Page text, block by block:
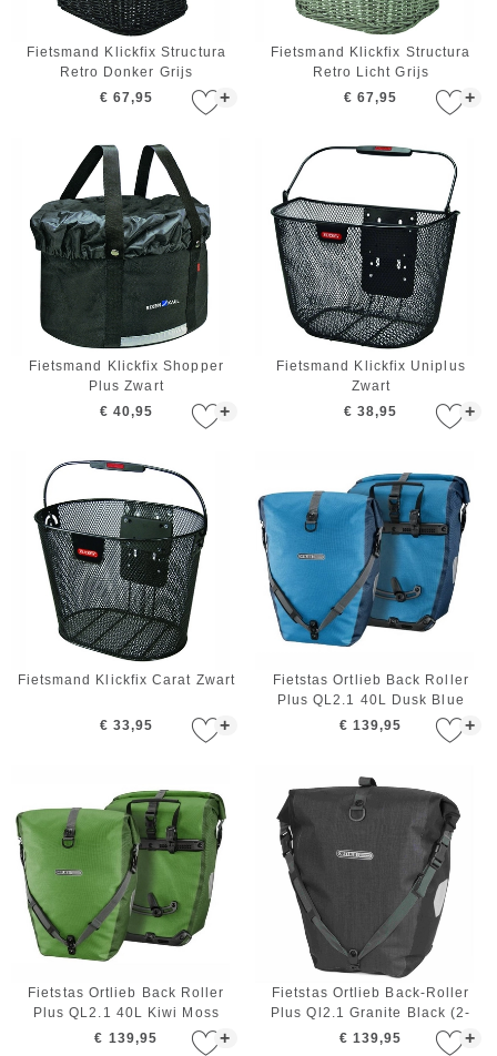
+
Fietsmand Klickfix Structura
Retro Donker Grijs
€ 67,95
+
Fietsmand Klickfix Structura
Retro Licht Grijs
€ 67,95
+
Fietsmand Klickfix Shopper
Plus Zwart
€ 40,95
+
Fietsmand Klickfix Uniplus
Zwart
€ 38,95
+
Fietsmand Klickfix Carat Zwart
€ 33,95 +
Fietstas Ortlieb Back Roller
Plus QL2.1 40L Dusk Blue
Denim (2-Delig)
€ 139,95
+
Fietstas Ortlieb Back Roller
Plus QL2.1 40L Kiwi Moss
Green (2-Delig)
€ 139,95 +
Fietstas Ortlieb Back-Roller
Plus Ql2.1 Granite Black (2-
delig)
€ 139,95